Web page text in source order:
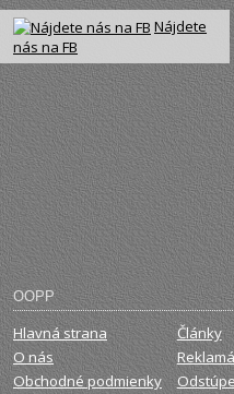
Nájdete
nás na FB
OOPP
Hlavná strana
O nás
Obchodné podmienky
Články